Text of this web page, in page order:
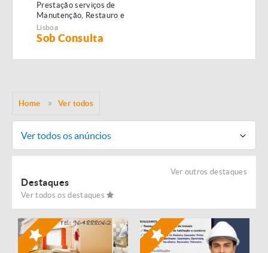
Prestação serviços de
Manutenção, Restauro e
Remodelação de
imóveis!
Lisboa
Sob Consulta
Home Ver todos
Ver todos os anúncios
Ver outros destaques
Destaques
Ver todos os destaques